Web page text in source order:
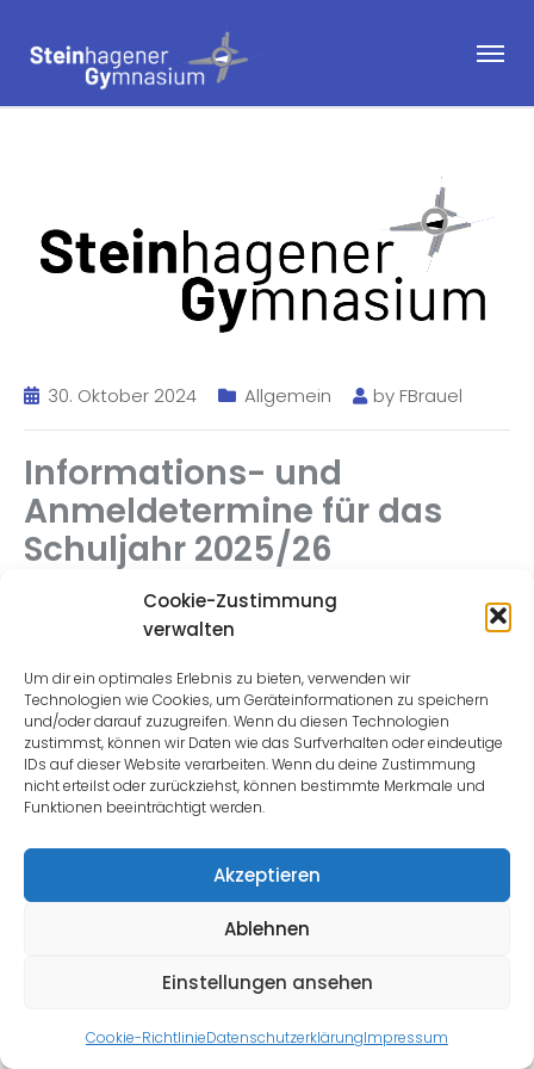
Cookie-Zustimmung
verwalten
Um dir ein optimales Erlebnis zu bieten, verwenden wir
Technologien wie Cookies, um Geräteinformationen zu speichern
und/oder darauf zuzugreifen. Wenn du diesen Technologien
zustimmst, können wir Daten wie das Surfverhalten oder eindeutige
IDs auf dieser Website verarbeiten. Wenn du deine Zustimmung
nicht erteilst oder zurückziehst, können bestimmte Merkmale und
Funktionen beeinträchtigt werden.
Akzeptieren
Ablehnen
Einstellungen ansehen
Cookie-RichtlinieDatenschutzerklärungImpressum
30. Oktober 2024 Allgemein by FBrauel
Informations- und
Anmeldetermine für das
Schuljahr 2025/26
Informations- und Anmeldetermine für das Schuljahr
Read more